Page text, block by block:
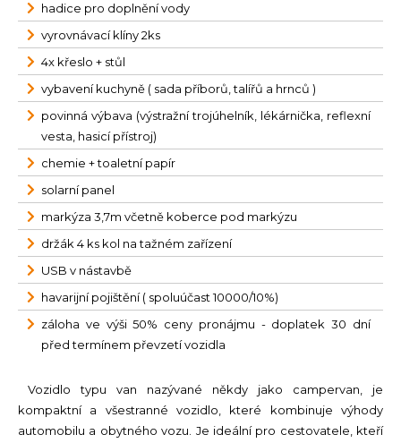
hadice pro doplnění vody
vyrovnávací klíny 2ks
4x křeslo + stůl
vybavení kuchyně ( sada příborů, talířů a hrnců )
povinná výbava (výstražní trojúhelník, lékárnička, reflexní
vesta, hasicí přístroj)
chemie + toaletní papír
solarní panel
markýza 3,7m včetně koberce pod markýzu
držák 4 ks kol na tažném zařízení
USB v nástavbě
havarijní pojištění ( spoluúčast 10000/10%)
záloha ve výši 50% ceny pronájmu - doplatek 30 dní
před termínem převzetí vozidla
Vozidlo typu van nazývané někdy jako campervan, je
kompaktní a všestranné vozidlo, které kombinuje výhody
automobilu a obytného vozu. Je ideální pro cestovatele, kteří